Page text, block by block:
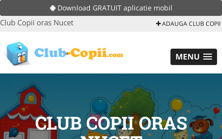
Download GRATUIT aplicatie mobil
Club Copii oras Nucet ADAUGA CLUB COPII
MENU
CLUB COPII ORAS